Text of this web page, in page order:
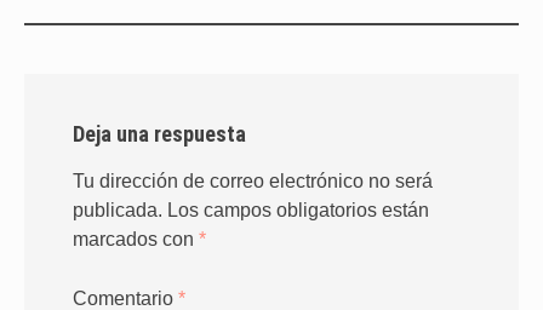
Deja una respuesta
Tu dirección de correo electrónico no será
publicada. Los campos obligatorios están
marcados con *
Comentario *